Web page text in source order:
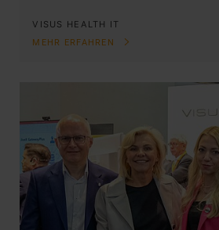
VISUS HEALTH IT
MEHR ERFAHREN